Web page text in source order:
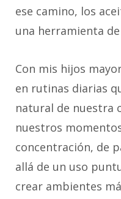
ese camino, los
una herramienta
Con mis hijos
en rutinas diarias
natural de nuestra
nuestros
concentración, de
allá de un uso
crear ambientes